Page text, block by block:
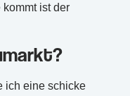
kommt ist der
ich eine schicke